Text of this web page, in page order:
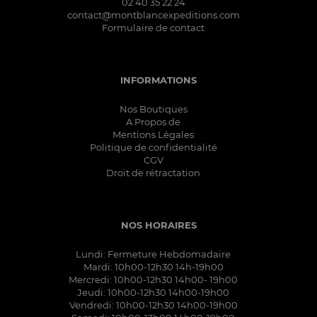
contact@montblancexpeditions.com
Formulaire de contact
INFORMATIONS
Nos Boutiques
A Propos de
Mentions Légales
Politique de confidentialité
CGV
Droit de rétractation
NOS HORAIRES
Lundi: Fermeture Hebdomadaire
Mardi: 10h00-12h30 14h-19h00
Mercredi: 10h00-12h30 14h00- 19h00
Jeudi: 10h00-12h30 14h00-19h00
Vendredi: 10h00-12h30 14h00-19h00